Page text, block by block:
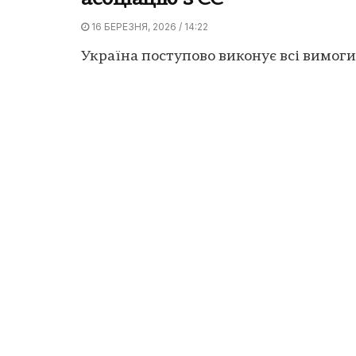
16 БЕРЕЗНЯ, 2026 / 14:22
Україна поступово виконує всі